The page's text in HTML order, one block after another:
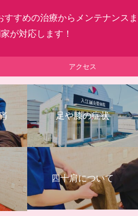
すすめの治療からメンテナンスま
が対応します！
アクセス
足や膝の症状
四十肩について